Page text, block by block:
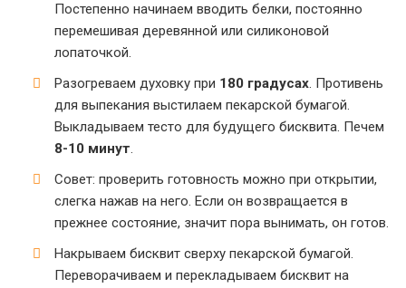
Постепенно начинаем вводить белки, постоянно
перемешивая деревянной или силиконовой
лопаточкой.
Разогреваем духовку при 180 градусах. Противень
для выпекания выстилаем пекарской бумагой.
Выкладываем тесто для будущего бисквита. Печем
8-10 минут.
Совет: проверить готовность можно при открытии,
слегка нажав на него. Если он возвращается в
прежнее состояние, значит пора вынимать, он готов.
Накрываем бисквит сверху пекарской бумагой.
Переворачиваем и перекладываем бисквит на